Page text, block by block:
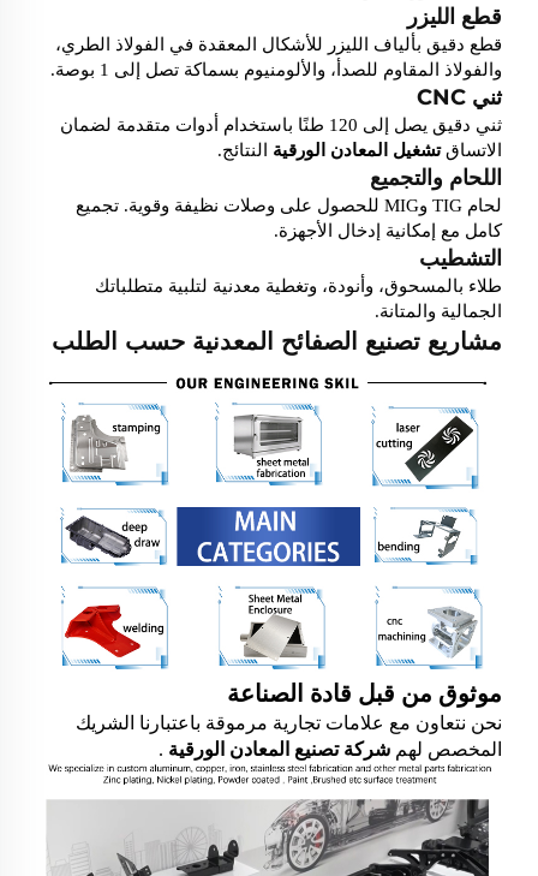
قطع الليزر
قطع دقيق بألياف الليزر للأشكال المعقدة في الفولاذ الطري،
والفولاذ المقاوم للصدأ، والألومنيوم بسماكة تصل إلى 1 بوصة.
ثني CNC
ثني دقيق يصل إلى 120 طنًا باستخدام أدوات متقدمة لضمان
الاتساقتشغيل المعادن الورقية النتائج.
اللحام والتجميع
لحام TIG وMIG للحصول على وصلات نظيفة وقوية. تجميع
كامل مع إمكانية إدخال الأجهزة.
التشطيب
طلاء بالمسحوق، وأنودة، وتغطية معدنية لتلبية متطلباتك
الجمالية والمتانة.
مشاريع تصنيع الصفائح المعدنية حسب الطلب
موثوق من قبل قادة الصناعة
نحن نتعاون مع علامات تجارية مرموقة باعتبارنا الشريك
المخصص لهم شركة تصنيع المعادن الورقية .